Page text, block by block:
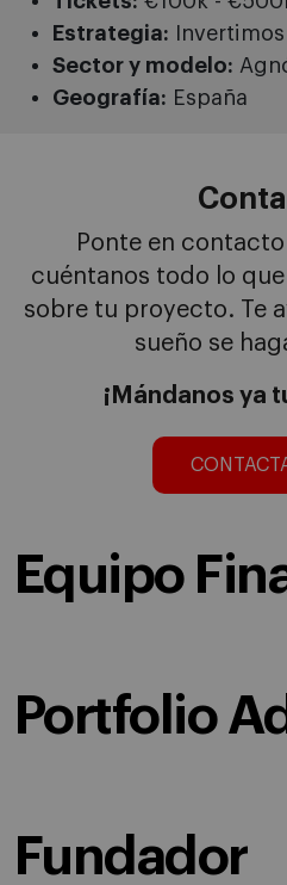
Estrategia:
Sector y modelo:
Geografía: España
Ponte en
cuéntanos todo lo
sobre tu proyecto. Te
sueño se
¡Mándanos ya
Equipo
Portfolio
Fundador